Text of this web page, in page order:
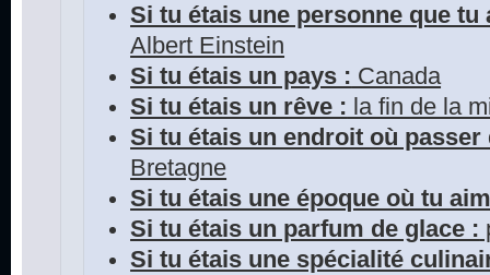
Si tu étais une personne que
Albert Einstein
Si tu étais un pays : Canada
Si tu étais un rêve : la fin de la
Si tu étais un endroit où passer
Bretagne
Si tu étais une époque où tu
Si tu étais un parfum de glace :
Si tu étais une spécialité